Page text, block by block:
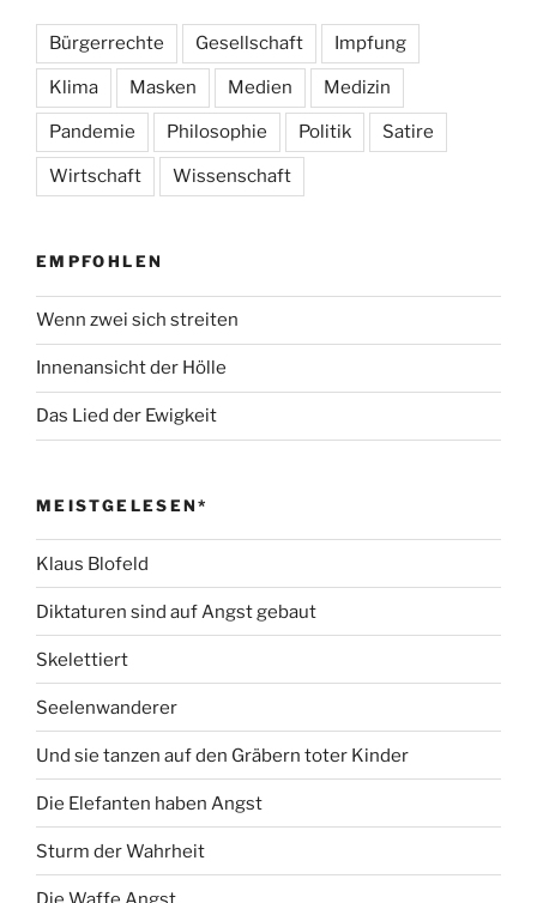
Bürgerrechte Gesellschaft Impfung
Klima Masken Medien Medizin
Pandemie Philosophie Politik Satire
Wirtschaft Wissenschaft
EMPFOHLEN
Wenn zwei sich streiten
Innenansicht der Hölle
Das Lied der Ewigkeit
MEISTGELESEN*
Klaus Blofeld
Diktaturen sind auf Angst gebaut
Skelettiert
Seelenwanderer
Und sie tanzen auf den Gräbern toter Kinder
Die Elefanten haben Angst
Sturm der Wahrheit